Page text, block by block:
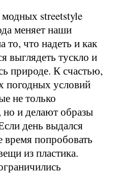
модных streetstyle
меняет наши
то, что надеть и как
выглядеть тускло и
природе. К счастью,
погодных условий
не только
и делают образы
день выдался
попробовать
из пластика.